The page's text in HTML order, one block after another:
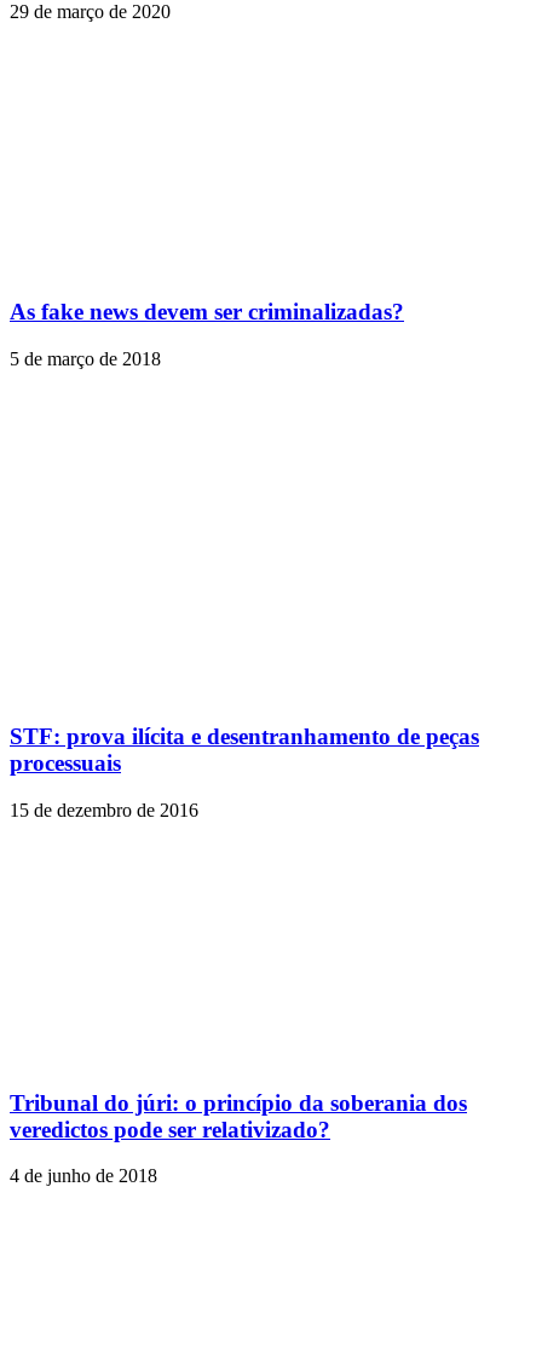
29 de março de 2020
As fake news devem ser criminalizadas?
5 de março de 2018
STF: prova ilícita e desentranhamento de peças
processuais
15 de dezembro de 2016
Tribunal do júri: o princípio da soberania dos
veredictos pode ser relativizado?
4 de junho de 2018